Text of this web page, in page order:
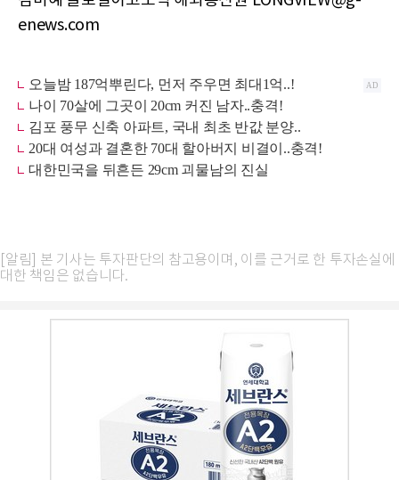
enews.com
[알림] 본 기사는 투자판단의 참고용이며, 이를 근거로 한 투자손실에
대한 책임은 없습니다.